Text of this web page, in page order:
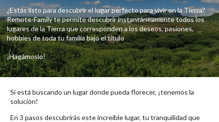
¿Estás listo para descubrir el lugar perfecto para vivir en la Tierra?
Remote-Family te permite descubrir instantáneamente todos los
lugares de la Tierra que corresponden a los deseos, pasiones,
hobbies de toda tu familia bajo el título
¡Hagámoslo!
Si está buscando un lugar donde pueda florecer, ¡tenemos la
solución!
En 3 pasos descubrirás este increíble lugar, tu tranquilidad que